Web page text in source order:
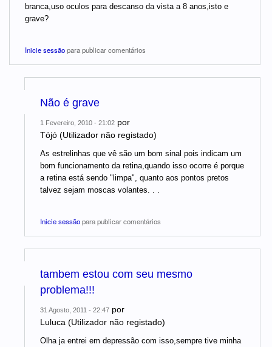
branca,uso oculos para descanso da vista a 8 anos,isto e
grave?
Inicie sessãopara publicar comentários
Não é grave
1 Fevereiro, 2010 - 21:02 por
Tójó (Utilizador não registado)
As estrelinhas que vê são um bom sinal pois indicam um
bom funcionamento da retina,quando isso ocorre é porque
a retina está sendo "limpa", quanto aos pontos pretos
talvez sejam moscas volantes. . .
Inicie sessãopara publicar comentários
tambem estou com seu mesmo
problema!!!
31 Agosto, 2011 - 22:47 por
Luluca (Utilizador não registado)
Olha ja entrei em depressão com isso,sempre tive minha